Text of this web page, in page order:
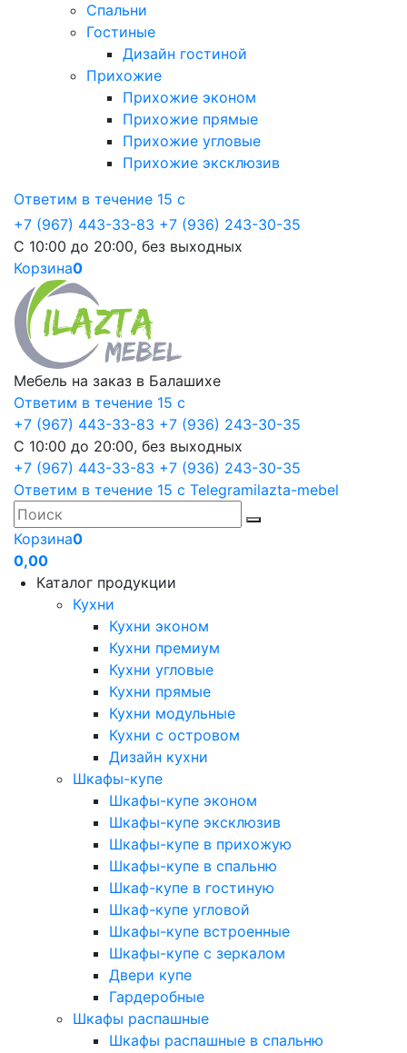
Спальни
Гостиные
Дизайн гостиной
Прихожие
Прихожие эконом
Прихожие прямые
Прихожие угловые
Прихожие эксклюзив
Ответим в течение 15 с
+7 (967) 443-33-83 +7 (936) 243-30-35
С 10:00 до 20:00, без выходных
Корзина0
Мебель на заказ в Балашихе
Ответим в течение 15 с
+7 (967) 443-33-83 +7 (936) 243-30-35
С 10:00 до 20:00, без выходных
+7 (967) 443-33-83 +7 (936) 243-30-35
Ответим в течение 15 с Telegramilazta-mebel
Корзина0
0,00
Каталог продукции
Кухни
Кухни эконом
Кухни премиум
Кухни угловые
Кухни прямые
Кухни модульные
Кухни с островом
Дизайн кухни
Шкафы-купе
Шкафы-купе эконом
Шкафы-купе эксклюзив
Шкафы-купе в прихожую
Шкафы-купе в спальню
Шкаф-купе в гостиную
Шкаф-купе угловой
Шкафы-купе встроенные
Шкафы-купе с зеркалом
Двери купе
Гардеробные
Шкафы распашные
Шкафы распашные в спальню